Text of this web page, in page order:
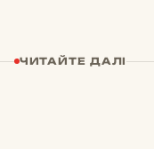
ЧИТАЙТЕ ДАЛІ